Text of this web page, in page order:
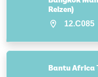
Reizen)
12.C085
Bantu Africa